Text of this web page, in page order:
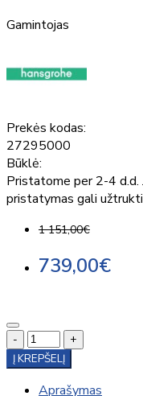
Gamintojas
Prekės kodas:
27295000
Būklė:
Pristatome per 2-4 d.d.
pristatymas gali
1 151,00€
739,00€
-
+
Į KREPŠELĮ
Aprašymas